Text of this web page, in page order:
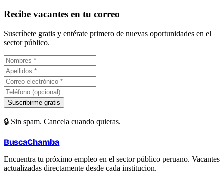
Recibe vacantes en tu correo
Suscríbete gratis y entérate primero de nuevas oportunidades en el
sector público.
Suscribirme gratis
🔒 Sin spam. Cancela cuando quieras.
BuscaChamba
Encuentra tu próximo empleo en el sector público peruano. Vacantes
actualizadas directamente desde cada institucion.